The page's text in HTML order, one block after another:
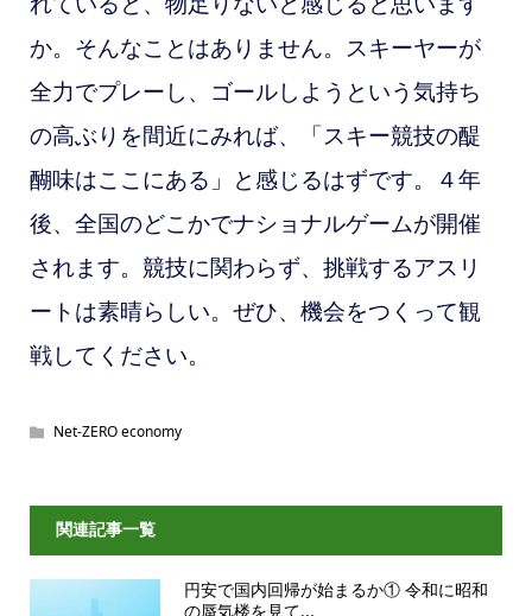
か。そんなことはありません。スキーヤーが
全力でプレーし、ゴールしようという気持ち
の高ぶりを間近にみれば、「スキー競技の醍
醐味はここにある」と感じるはずです。４年
後、全国のどこかでナショナルゲームが開催
されます。競技に関わらず、挑戦するアスリ
ートは素晴らしい。ぜひ、機会をつくって観
戦してください。
Net-ZERO economy
関連記事一覧
円安で国内回帰が始まるか① 令和に昭和
の蜃気楼を見て...